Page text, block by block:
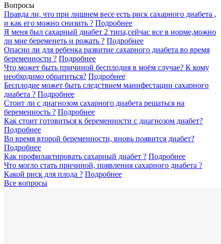
Вопросы
Правда ли, что при лишнем весе есть риск сахарного диабета ,
и как его можно снизить ? Подробнее
Я меня был сахарный диабет 2 типа,сейчас все в норме,можно
ли мне беременеть и рожать ? Подробнее
Опасно ли для ребенка развитие сахарного диабета во время
беременности ? Подробнее
Что может быть причиной бесплодия в моём случае? К кому
необходимо обратиться? Подробнее
Бесплодие может быть следствием манифестации сахарного
диабета ? Подробнее
Стоит ли с диагнозом сахарного диабета решаться на
беременность ? Подробнее
Как стоит готовиться к беременности с диагнозом диабет?
Подробнее
Во время второй беременности, вновь появится диабет?
Подробнее
Как профилактировать сахарный диабет ? Подробнее
Что могло стать причиной, появления сахарного диабета ?
Какой риск для плода ? Подробнее
Все вопросы